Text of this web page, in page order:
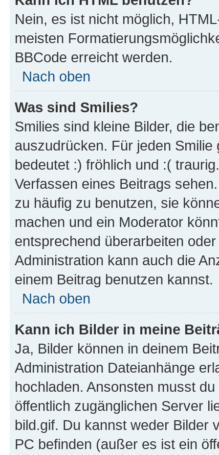
Nein, es ist nicht möglich,
meisten
BBCode erreicht werden.
Nach oben
Was sind Smilies?
Smilies sind kleine Bilder, die
auszudrücken. Für jeden
bedeutet :) fröhlich und :(
Verfassen eines Beitrags
zu häufig zu benutzen, sie
machen und ein Moderator
entsprechend überarbeiten
Administration kann auch die
einem Beitrag benutzen kannst.
Nach oben
Kann ich Bilder in meine
Ja, Bilder können in deinem
Administration Dateianhänge
hochladen. Ansonsten musst
öffentlich zugänglichen Server
bild.gif. Du kannst weder Bilder
PC befinden (außer es ist ein